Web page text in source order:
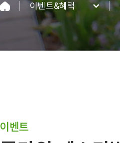
이벤트&혜택
네이처파크
이용정보
이벤트